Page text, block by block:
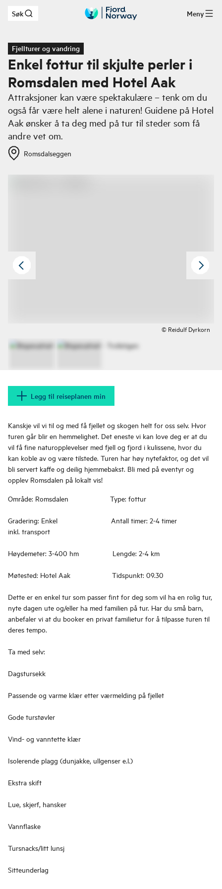
Hopp til hovedinnhold
Søk Meny
Fjellturer og vandring
Enkel fottur til skjulte perler i
Romsdalen med Hotel Aak
Attraksjoner kan være spektakulære – tenk om du
også får være helt alene i naturen! Guidene på Hotel
Aak ønsker å ta deg med på tur til steder som få
andre vet om.
Romsdalseggen
© Reidulf Dyrkorn
Legg til reiseplanen min
Kanskje vil vi til og med få fjellet og skogen helt for oss selv. Hvor
turen går blir en hemmelighet. Det eneste vi kan love deg er at du
vil få fine naturopplevelser med fjell og fjord i kulissene, hvor du
kan koble av og være tilstede. Turen har høy nytefaktor, og det vil
bli servert kaffe og deilig hjemmebakst. Bli med på eventyr og
opplev Romsdalen på lokalt vis!
Område: Romsdalen Type: fottur
Gradering: Enkel Antall timer: 2-4 timer
inkl. transport
Høydemeter: 3-400 hm Lengde: 2-4 km
Møtested: Hotel Aak Tidspunkt: 09.30
Dette er en enkel tur som passer fint for deg som vil ha en rolig tur,
nyte dagen ute og/eller ha med familien på tur. Har du små barn,
anbefaler vi at du booker en privat familietur for å tilpasse turen til
deres tempo.
Ta med selv:
Dagstursekk
Passende og varme klær etter værmelding på fjellet
Gode turstøvler
Vind- og vanntette klær
Isolerende plagg (dunjakke, ullgenser e.l.)
Ekstra skift
Lue, skjerf, hansker
Vannflaske
Tursnacks/litt lunsj
Sitteunderlag